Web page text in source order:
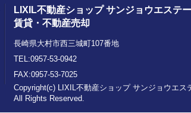
LIXIL不動産ショップ サンジョウエステ
賃貸・不動産売却
長崎県大村市西三城町107番地
TEL:0957-53-0942
FAX:0957-53-7025
Copyright(c) LIXIL不動産ショップ サンジョウエス
All Rights Reserved.